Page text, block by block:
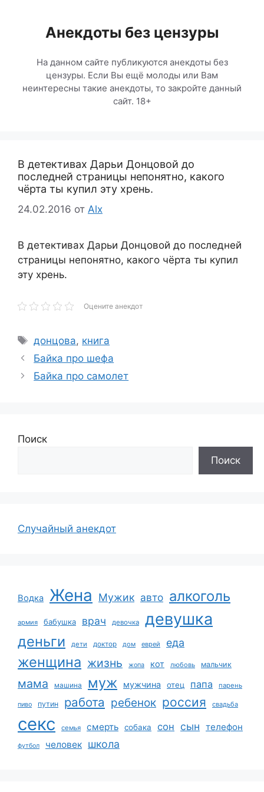
содержимомуАнекдоты без цензуры
На данном сайте публикуются анекдоты без
цензуры. Если Вы ещё молоды или Вам
неинтересны такие анекдоты, то закройте данный
сайт. 18+
В детективах Дарьи Донцовой до
последней страницы непонятно, какого
чёрта ты купил эту хрень.
24.02.2016 от Alx
В детективах Дарьи Донцовой до последней
страницы непонятно, какого чёрта ты купил
эту хрень.
Оцените анекдот
Метки
донцова, книга
Байка про шефа
Байка про самолет
Поиск
Поиск
Случайный анекдот
Водка Жена Мужик авто алкоголь
армия бабушка врач девочка девушка
деньги дети доктор дом еврей еда
женщина жизнь жопа кот любовь мальчик
мама машина муж мужчина отец папа парень
пиво путин работа ребенок россия свадьба
секс семья смерть собака сон сын телефон
футбол человек школа